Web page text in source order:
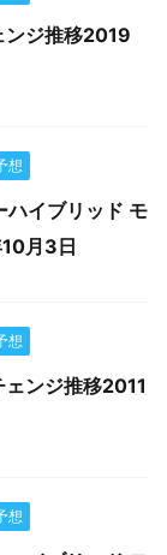
ンジ推移2019
想
ハイブリッド モ
月3日
想
ェンジ推移2011
想